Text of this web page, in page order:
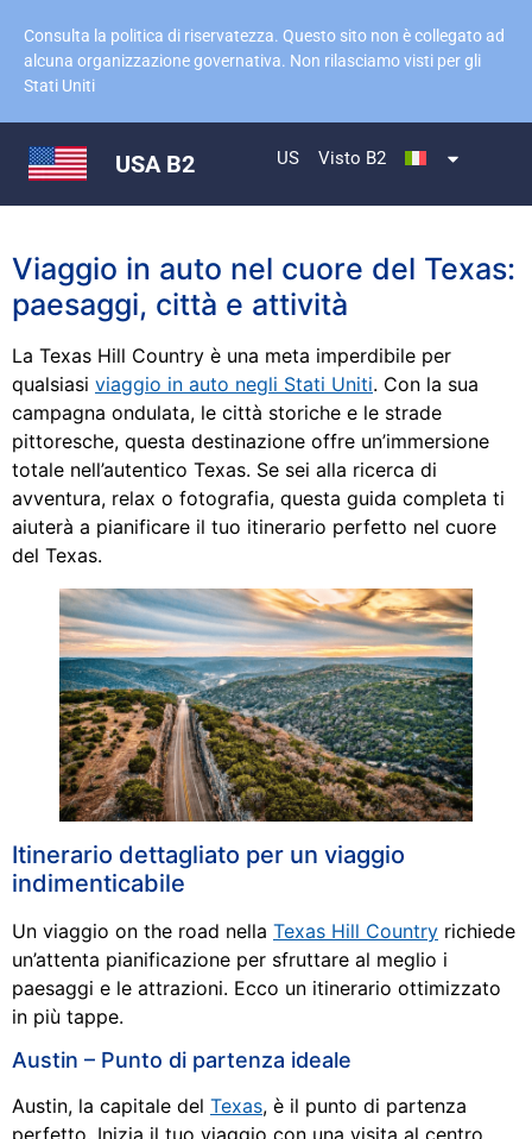
Consulta la politica di riservatezza. Questo sito non è collegato ad
alcuna organizzazione governativa. Non rilasciamo visti per gli
Stati Uniti
USA B2 US Visto B2
Viaggio in auto nel cuore del Texas:
paesaggi, città e attività
La Texas Hill Country è una meta imperdibile per
qualsiasi viaggio in auto negli Stati Uniti. Con la sua
campagna ondulata, le città storiche e le strade
pittoresche, questa destinazione offre un’immersione
totale nell’autentico Texas. Se sei alla ricerca di
avventura, relax o fotografia, questa guida completa ti
aiuterà a pianificare il tuo itinerario perfetto nel cuore
del Texas.
Itinerario dettagliato per un viaggio
indimenticabile
Un viaggio on the road nella Texas Hill Country richiede
un’attenta pianificazione per sfruttare al meglio i
paesaggi e le attrazioni. Ecco un itinerario ottimizzato
in più tappe.
Austin – Punto di partenza ideale
Austin, la capitale del Texas, è il punto di partenza